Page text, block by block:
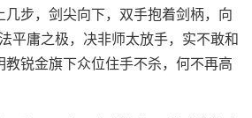
几步，剑尖向下，双手抱着剑柄，向
平庸之极，决非师太放手，实不敢和
教锐金旗下众位住手不杀，何不再高